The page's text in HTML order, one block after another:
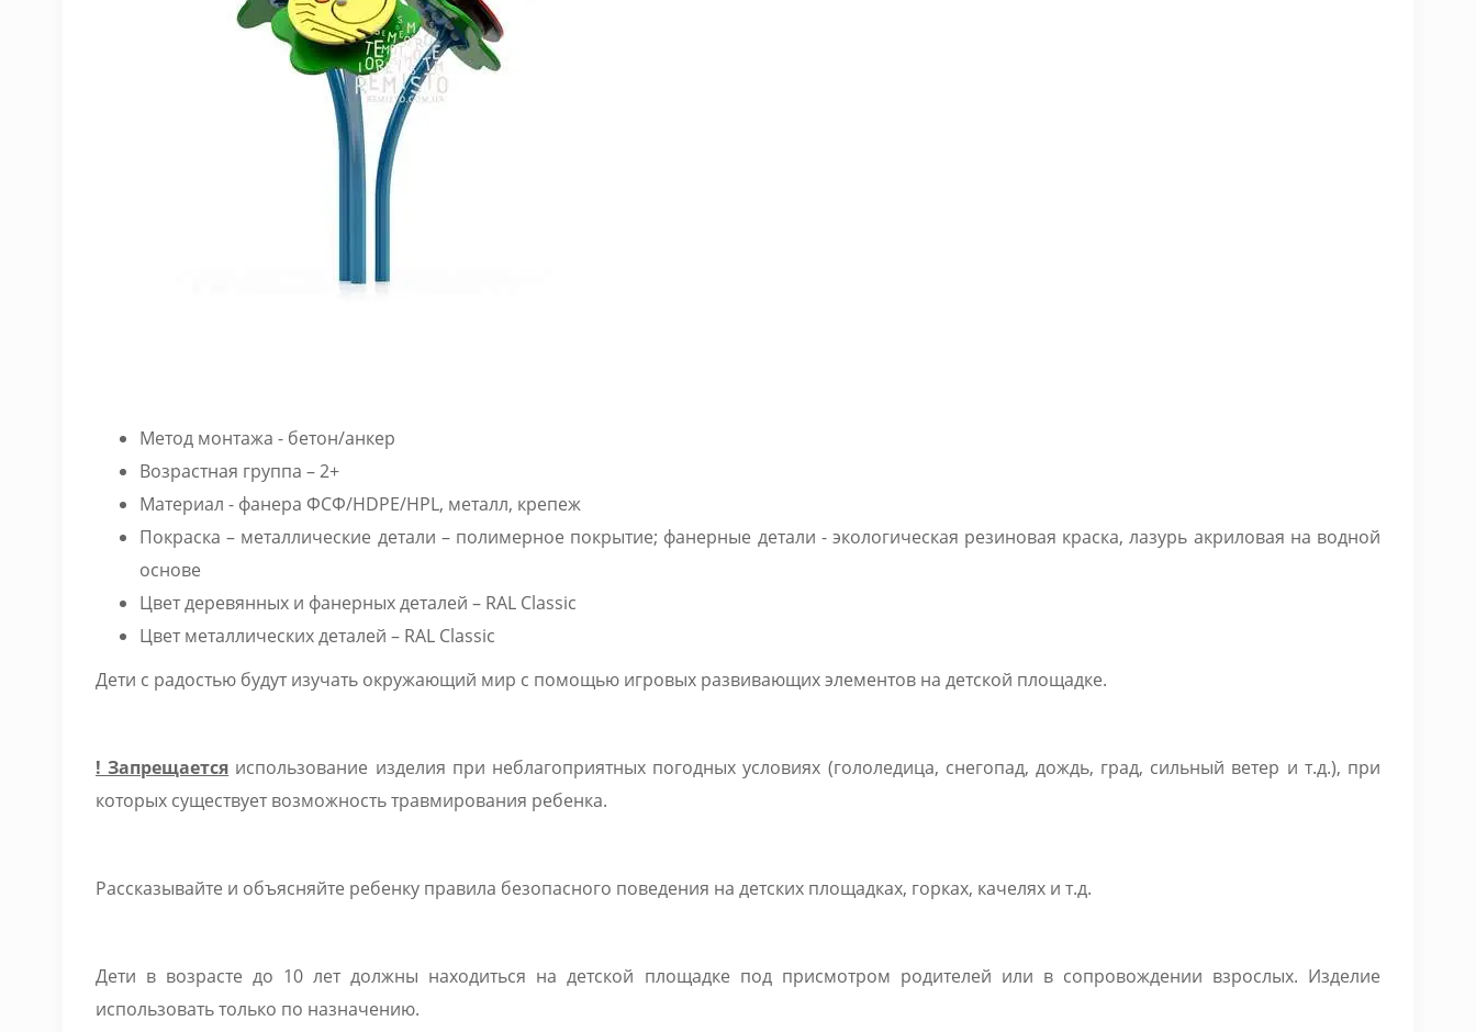
Метод монтажа - бетон/анкер
Возрастная группа – 2+
Материал - фанера ФСФ/HDPE/HPL, металл, крепеж
Покраска – металлические детали – полимерное покрытие; фанерные детали - экологическая резиновая краска, лазурь акриловая на водной
основе
Цвет деревянных и фанерных деталей – RAL Classic
Цвет металлических деталей – RAL Classic
Дети с радостью будут изучать окружающий мир с помощью игровых развивающих элементов на детской площадке.
! Запрещается использование изделия при неблагоприятных погодных условиях (гололедица, снегопад, дождь, град, сильный ветер и т.д.), при
которых существует возможность травмирования ребенка.
Рассказывайте и объясняйте ребенку правила безопасного поведения на детских площадках, горках, качелях и т.д.
Дети в возрасте до 10 лет должны находиться на детской площадке под присмотром родителей или в сопровождении взрослых. Изделие
использовать только по назначению.